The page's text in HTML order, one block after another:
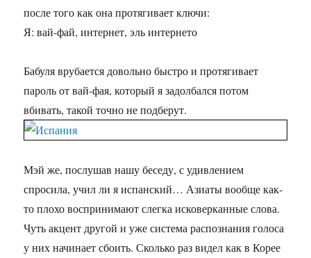
после того как она протягивает ключи:
Я: вай-фай, интернет, эль интернето
Бабуля врубается довольно быстро и протягивает
пароль от вай-фая, который я задолбался потом
вбивать, такой точно не подберут.
Мэй же, послушав нашу беседу, с удивлением
спросила, учил ли я испанский… Азиаты вообще как-
то плохо воспринимают слегка исковерканные слова.
Чуть акцент другой и уже система распознания голоса
у них начинает сбоить. Сколько раз видел как в Корее